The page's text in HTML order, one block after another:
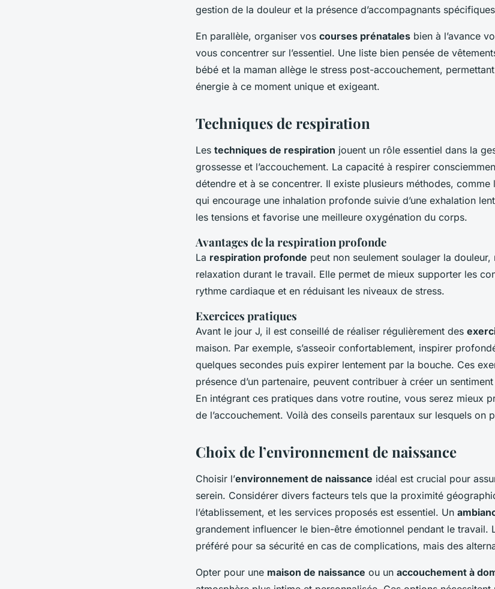
gestion de la douleur et la présence d’accompagnants
En parallèle, organiser vos courses prénatales bien à l’avance
vous concentrer sur l’essentiel. Une liste bien pensée de
bébé et la maman allège le stress post-accouchement,
énergie à ce moment unique et exigeant.
Techniques de respiration
Les techniques de respiration jouent un rôle essentiel dans la
grossesse et l’accouchement. La capacité à respirer
détendre et à se concentrer. Il existe plusieurs méthodes,
qui encourage une inhalation profonde suivie d’une exhalation
les tensions et favorise une meilleure oxygénation du corps.
Avantages de la respiration profonde
La respiration profonde peut non seulement soulager la
relaxation durant le travail. Elle permet de mieux supporter les
rythme cardiaque et en réduisant les niveaux de stress.
Exercices pratiques
Avant le jour J, il est conseillé de réaliser régulièrement des
maison. Par exemple, s’asseoir confortablement, inspirer
quelques secondes puis expirer lentement par la bouche. Ces
présence d’un partenaire, peuvent contribuer à créer un
En intégrant ces pratiques dans votre routine, vous serez mieux
de l’accouchement. Voilà des conseils parentaux sur lesquels on
Choix de l’environnement de naissance
Choisir l’environnement de naissance idéal est crucial pour
serein. Considérer divers facteurs tels que la proximité
l’établissement, et les services proposés est essentiel. Un
grandement influencer le bien-être émotionnel pendant le travail.
préféré pour sa sécurité en cas de complications, mais des
Opter pour une maison de naissance ou un accouchement à